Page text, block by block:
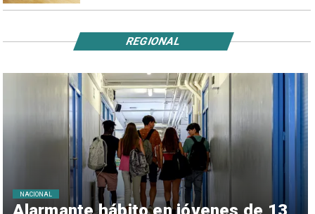
NACIONAL
REGIONAL